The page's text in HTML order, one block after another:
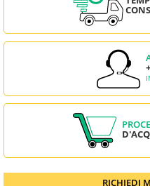
RICHIEDI